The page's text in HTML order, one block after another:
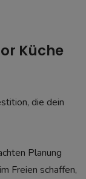
Küche
die dein
Planung
Freien schaffen,